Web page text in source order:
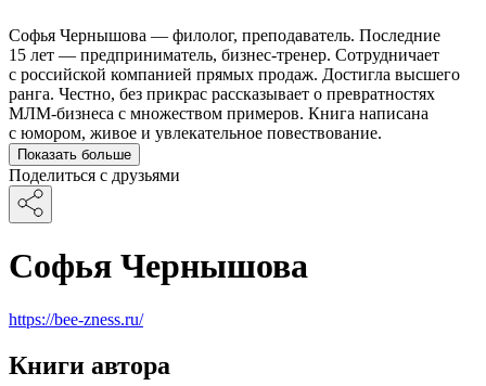
Софья Чернышова — филолог, преподаватель. Последние
15 лет — предприниматель, бизнес-тренер. Сотрудничает
с российской компанией прямых продаж. Достигла высшего
ранга. Честно, без прикрас рассказывает о превратностях
МЛМ-бизнеса с множеством примеров. Книга написана
с юмором, живое и увлекательное повествование.
Показать больше
Поделиться с друзьями
Софья Чернышова
https://bee-zness.ru/
Книги автора